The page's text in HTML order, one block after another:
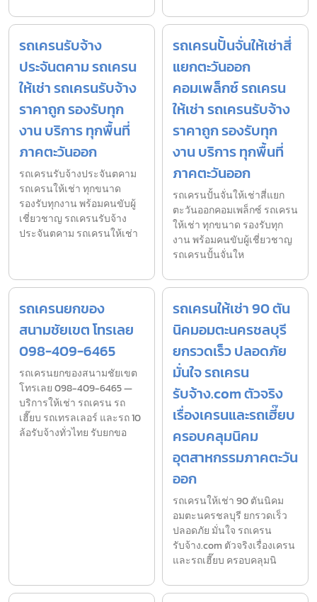
รถเครนรับจ้าง
ประจันตคาม รถเครน
ให้เช่า รถเครนรับจ้าง
ราคาถูก รองรับทุก
งาน บริการ ทุกพื้นที่
ภาคตะวันออก
รถเครนรับจ้างประจันตคาม
รถเครนให้เช่า ทุกขนาด
รองรับทุกงาน พร้อมคนขับผู้
เชี่ยวชาญ รถเครนรับจ้าง
ประจันตคาม รถเครนให้เช่า
รถเครนปั้นจั่นให้เช่าสี่
แยกตะวันออก
คอมเพล็กซ์ รถเครน
ให้เช่า รถเครนรับจ้าง
ราคาถูก รองรับทุก
งาน บริการ ทุกพื้นที่
ภาคตะวันออก
รถเครนปั้นจั่นให้เช่าสี่แยก
ตะวันออกคอมเพล็กซ์ รถเครน
ให้เช่า ทุกขนาด รองรับทุก
งาน พร้อมคนขับผู้เชี่ยวชาญ
รถเครนปั้นจั่นให
รถเครนยกของ
สนามชัยเขต โทรเลย
098-409-6465
รถเครนยกของสนามชัยเขต
โทรเลย 098-409-6465 —
บริการให้เช่า รถเครน รถ
เฮี๊ยบ รถเทรลเลอร์ และรถ 10
ล้อรับจ้างทั่วไทย รับยกขอ
รถเครนให้เช่า 90 ตัน
นิคมอมตะนครชลบุรี
ยกรวดเร็ว ปลอดภัย
มั่นใจ รถเครน
รับจ้าง.com ตัวจริง
เรื่องเครนและรถเฮี๊ยบ
ครอบคลุมนิคม
อุตสาหกรรมภาคตะวัน
ออก
รถเครนให้เช่า 90 ตันนิคม
อมตะนครชลบุรี ยกรวดเร็ว
ปลอดภัย มั่นใจ รถเครน
รับจ้าง.com ตัวจริงเรื่องเครน
และรถเฮี๊ยบ ครอบคลุมนิ